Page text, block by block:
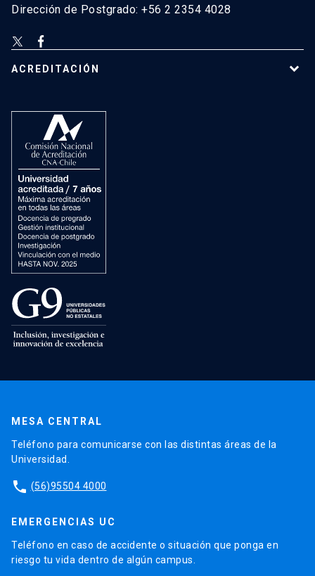
Dirección de Postgrado: +56 2 2354 4028
ACREDITACIÓN
MESA CENTRAL
Teléfono para comunicarse con las distintas áreas de la
Universidad.
phone (56)95504 4000
EMERGENCIAS UC
Teléfono en caso de accidente o situación que ponga en
riesgo tu vida dentro de algún campus.